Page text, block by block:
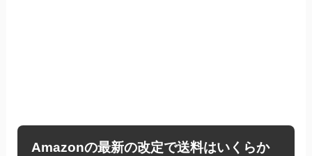
Amazonの最新の改定で送料はいくらか